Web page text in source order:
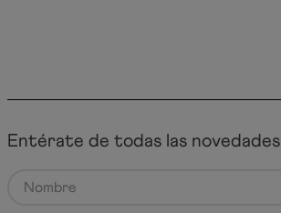
Entérate de todas las novedades